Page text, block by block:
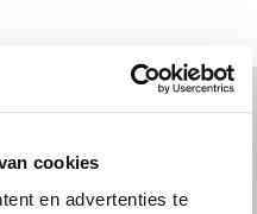
cookies
en advertenties te